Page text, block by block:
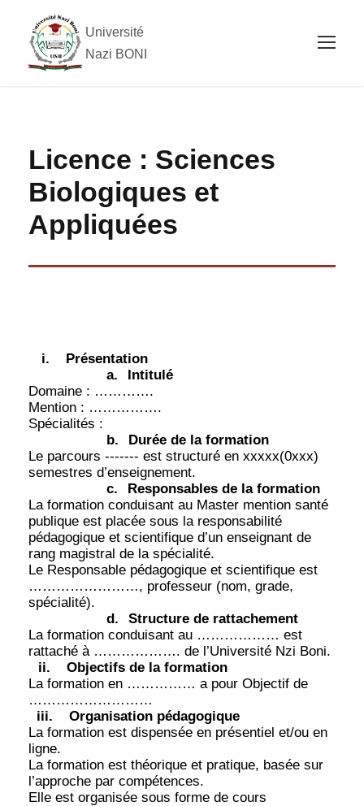
Université
Nazi BONI
Licence : Sciences
Biologiques et
Appliquées
i.
Présentation
a.
Intitulé
Domaine : ………….
Mention : …………….
Spécialités :
b.
Durée de la formation
Le parcours ------- est structuré en xxxxx(0xxx)
semestres d’enseignement.
c.
Responsables de la formation
La formation conduisant au Master mention santé
publique est placée sous la responsabilité
pédagogique et scientifique d’un enseignant de
rang magistral de la spécialité.
Le Responsable pédagogique et scientifique est
……………………, professeur (nom, grade,
spécialité).
d.
Structure de rattachement
La formation conduisant au ……………… est
rattaché à ………………. de l’Université Nzi Boni.
ii.
Objectifs de la formation
La formation en …………… a pour Objectif de
………………………
iii.
Organisation pédagogique
La formation est dispensée en présentiel et/ou en
ligne.
La formation est théorique et pratique, basée sur
l’approche par compétences.
Elle est organisée sous forme de cours